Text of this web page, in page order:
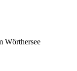
Wörthersee